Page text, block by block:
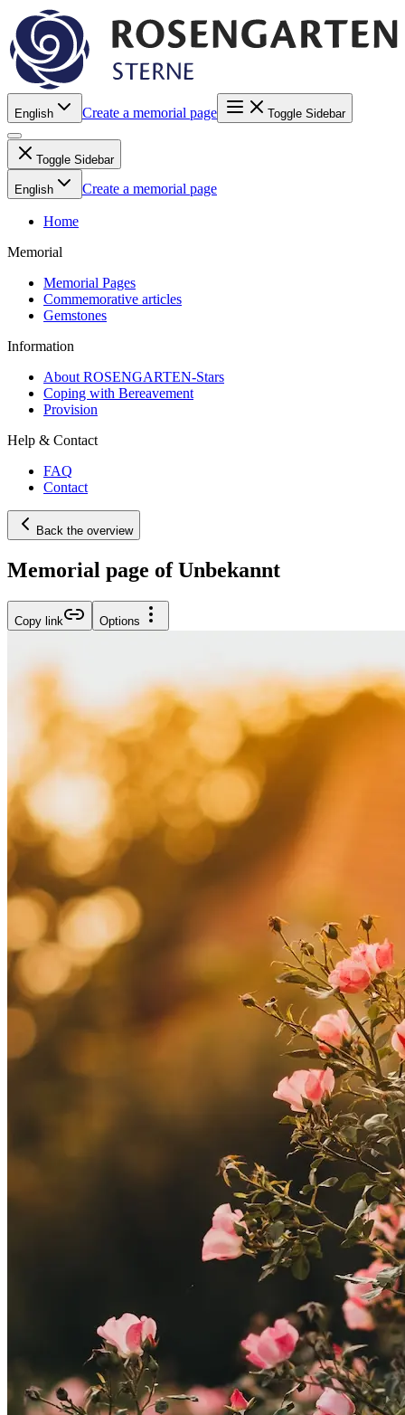
English Create a memorial page Toggle Sidebar
Toggle Sidebar
English Create a memorial page
Home
Memorial
Memorial Pages
Commemorative articles
Gemstones
Information
About ROSENGARTEN-Stars
Coping with Bereavement
Provision
Help & Contact
FAQ
Contact
Back the overview
Memorial page of Unbekannt
Copy link Options